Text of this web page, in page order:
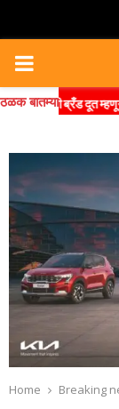
PRIMARY
MENU
ठळक बातम्या
ब्रँड दूत म्हणून नियुक्ती
Home Breaking